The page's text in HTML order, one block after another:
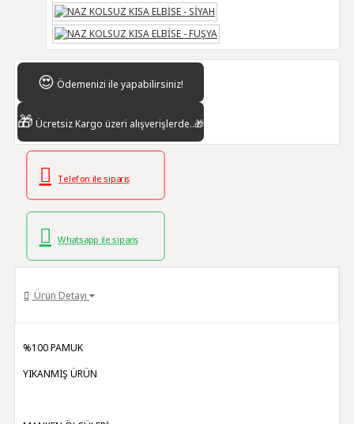
😍 Ödemenizi ile yapabilirsiniz!
🎁 Ücretsiz Kargo üzeri alışverişlerde..🎁
Telefon ile sipariş
Whatsapp ile sipariş
Ürün Detayı
%100 PAMUK
YIKANMIŞ ÜRÜN